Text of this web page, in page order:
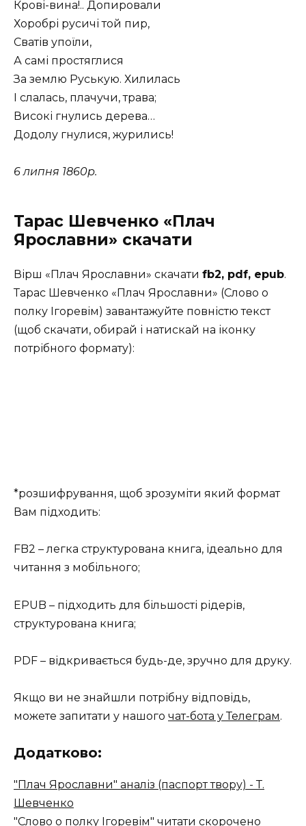
Крові-вина!.. Допировали
Хоробрі русичі той пир,
Сватів упоїли,
А самі простяглися
За землю Руськую. Хилилась
І слалась, плачучи, трава;
Високі гнулись дерева…
Додолу гнулися, журились!
6 липня 1860р.
Тарас Шевченко «Плач
Ярославни» скачати
Вірш «Плач Ярославни» скачати fb2, pdf, epub.
Тарас Шевченко «Плач Ярославни» (Слово о
полку Ігоревім) завантажуйте повністю текст
(щоб скачати, обирай і натискай на іконку
потрібного формату):
*розшифрування, щоб зрозуміти який формат
Вам підходить:
FB2 – легка структурована книга, ідеально для
читання з мобільного;
EPUB – підходить для більшості рідерів,
структурована книга;
PDF – відкривається будь-де, зручно для друку.
Якщо ви не знайшли потрібну відповідь,
можете запитати у нашого чат-бота у Телеграм.
Додатково:
"Плач Ярославни" аналіз (паспорт твору) - Т.
Шевченко
"Слово о полку Ігоревім" читати скорочено